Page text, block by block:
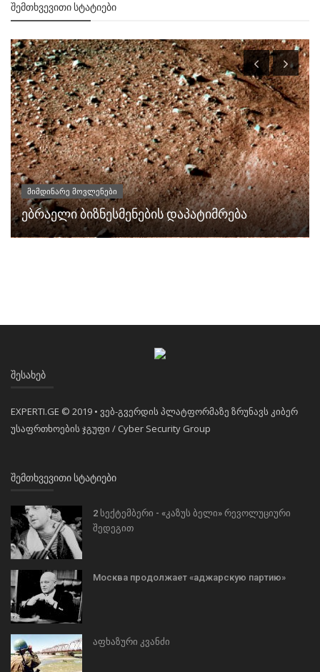
ᲨᲔᲛᲗᲮᲕᲔᲕᲘᲗᲘ ᲡᲢᲐᲢᲘᲔᲑᲘ
მიმდინარე მოვლენები
ებრაელი ბიზნესმენების დაპატიმრება
ᲨᲔᲡᲐᲮᲔᲑ
EXPERTI.GE © 2019 • ვებ-გვერდის პლატფორმაზე ზრუნავს კიბერ
უსაფრთხოების ჯგუფი / Cyber Security Group
ᲨᲔᲛᲗᲮᲕᲔᲕᲘᲗᲘ ᲡᲢᲐᲢᲘᲔᲑᲘ
2 სექტემბერი - «კაზუს ბელი» რევოლუციური
შედეგით
Москва продолжает «аджарскую партию»
აფხაზური კვანძი